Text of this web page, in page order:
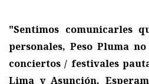
"Sentimos comunicarles
personales, Peso Pluma
conciertos / festivales
Lima y Asunción.